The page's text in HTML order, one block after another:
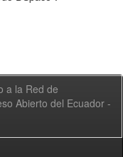
a la Red de
Abierto del Ecuador -